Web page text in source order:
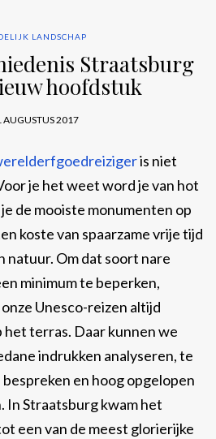
LANDSCHAP
Straatsburg
hoofdstuk
AUGUSTUS 2017
is niet
je het weet word je van hot
de mooiste monumenten op
koste van spaarzame vrije tijd
natuur. Om dat soort nare
minimum te beperken,
Unesco-reizen altijd
het terras. Daar kunnen we
indrukken analyseren, te
en hoog opgelopen
In Straatsburg kwam het
een van de meest glorierijke